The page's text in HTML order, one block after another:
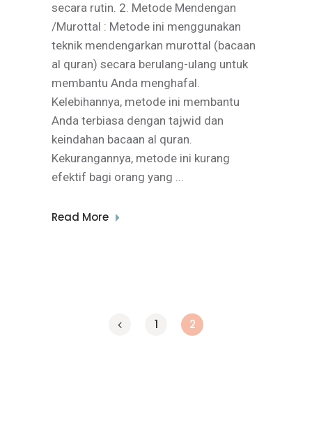
secara rutin. 2. Metode Mendengan
/Murottal : Metode ini menggunakan
teknik mendengarkan murottal (bacaan
al quran) secara berulang-ulang untuk
membantu Anda menghafal.
Kelebihannya, metode ini membantu
Anda terbiasa dengan tajwid dan
keindahan bacaan al quran.
Kekurangannya, metode ini kurang
efektif bagi orang yang
Read More
1 2